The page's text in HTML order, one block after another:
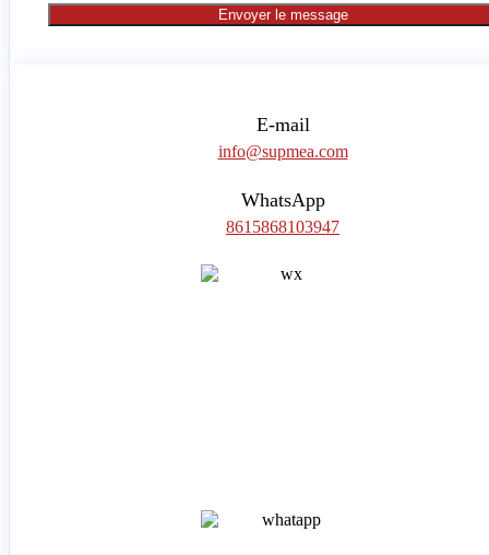
Envoyer le message
E-mail
info@supmea.com
WhatsApp
8615868103947